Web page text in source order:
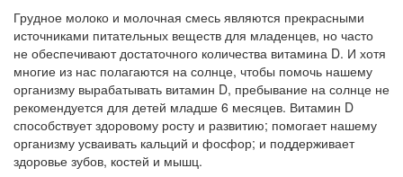
Грудное молоко и молочная смесь являются прекрасными
источниками питательных веществ для младенцев, но часто
не обеспечивают достаточного количества витамина D. И хотя
многие из нас полагаются на солнце, чтобы помочь нашему
организму вырабатывать витамин D, пребывание на солнце не
рекомендуется для детей младше 6 месяцев. Витамин D
способствует здоровому росту и развитию; помогает нашему
организму усваивать кальций и фосфор; и поддерживает
здоровье зубов, костей и мышц.